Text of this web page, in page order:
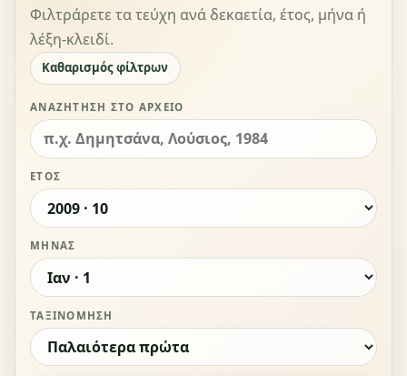
Φιλτράρετε τα τεύχη ανά δεκαετία, έτος, μήνα ή
λέξη-κλειδί.
Καθαρισμός φίλτρων
ΑΝΑΖΉΤΗΣΗ ΣΤΟ ΑΡΧΕΊΟ
ΈΤΟΣ
ΜΉΝΑΣ
ΤΑΞΙΝΌΜΗΣΗ